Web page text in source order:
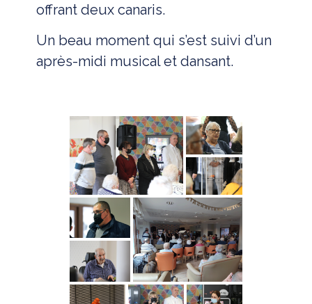
offrant deux canaris.
Un beau moment qui s’est suivi d’un
après-midi musical et dansant.